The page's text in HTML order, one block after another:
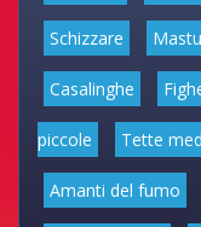
Schizzare
Casalinghe
piccole Tette
Amanti del fumo